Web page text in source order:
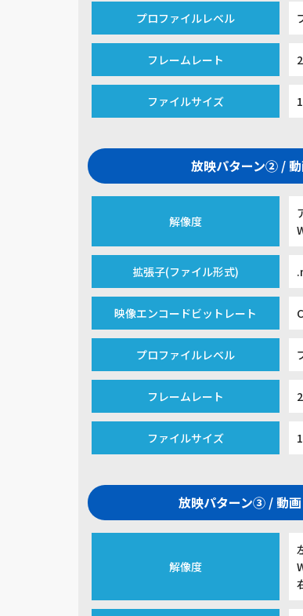
プロファイルレベル
フレームレート
ファイルサイズ
放映パターン② /
解像度
拡張子(ファイル形式)
映像エンコードビットレート
プロファイルレベル
フレームレート
ファイルサイズ
放映パターン③ / 動画
解像度